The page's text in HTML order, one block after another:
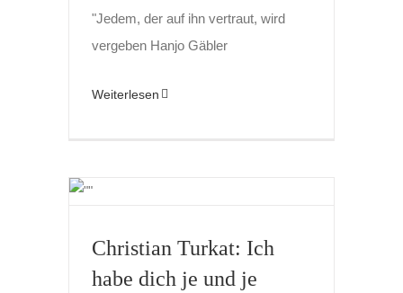
"Jedem, der auf ihn vertraut, wird
vergeben Hanjo Gäbler
Weiterlesen
Christian Turkat: Ich
habe dich je und je